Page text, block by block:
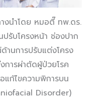
งนำโดย หมอตี๊ ทพ.ดร.
รับโครงหน้า ช่องปาก
านการปรับแต่งโครง
การผ่าตัดผู้ป่วยโรค
แก้ไขความพิการบน
Disorder)